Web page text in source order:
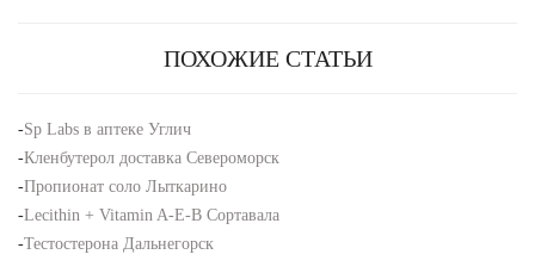
ПОХОЖИЕ СТАТЬИ
-Sp Labs в аптеке Углич
-Кленбутерол доставка Североморск
-Пропионат соло Лыткарино
-Lecithin + Vitamin A-E-B Сортавала
-Тестостерона Дальнегорск